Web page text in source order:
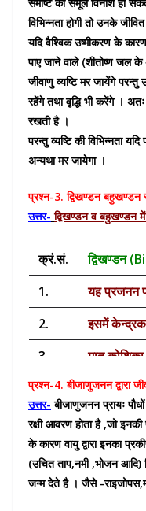
विभिन्नता होगी तो उनके
यदि वैश्विक उष्मीकरण के
पाए जाने वाले (शीतोष्ण जल
जीवाणु व्यष्टि मर जायेंगे परन्तु
रहेंगे तथा वृद्धि भी करेंगे । अतः
रखती है ।
परन्तु व्यष्टि की विभिन्नता
अन्यथा मर जायेगा ।
प्रश्न-3. द्विखण्डन बहुखण्डन
उत्तर- द्विखण्डन व बहुखण्डन में
क्रं.सं.
द्विखण्डन
1.
यह प्रजनन
2.
इसमें केन्द्रक
3.
मातृ
4.
5.
उदाहरण –
प्रश्न-4. बीजाणुजनन द्वारा
उत्तर- बीजाणुजनन प्रायः
रक्षी आवरण होता है ,जो
के कारण वायु द्वारा इनका
(उचित ताप,नमी ,भोजन
जन्म देते है । जैसे -